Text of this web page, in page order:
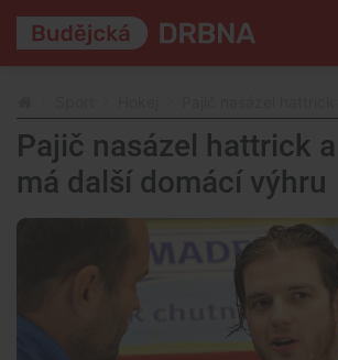
Pajič nasázel hattrick
má další domácí výhru